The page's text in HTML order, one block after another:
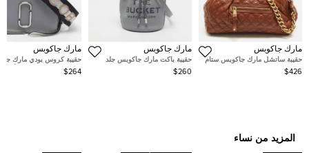
مارك جاكوبس
حقيبة ساتشل مارك جاكوبس ستام
جلد مبطنة ماجنتا
$426
مارك جاكوبس
حقيبة باكت مارك جاكوبس جلد
رمادي
$260
مارك جاكوبس
حقيبة كروس بودي مارك
سناب شوت جلد سفينو أبيض
$264
المزيد من نساء